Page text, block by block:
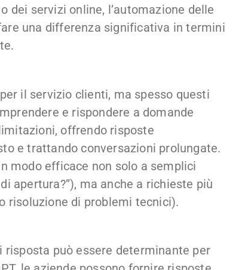
dei servizi online, l’automazione delle
una differenza significativa in termini
il servizio clienti, ma spesso questi
e rispondere a domande
offrendo risposte
e trattando conversazioni prolungate.
modo efficace non solo a semplici
apertura?”), ma anche a richieste più
risoluzione di problemi tecnici).
può essere determinante per